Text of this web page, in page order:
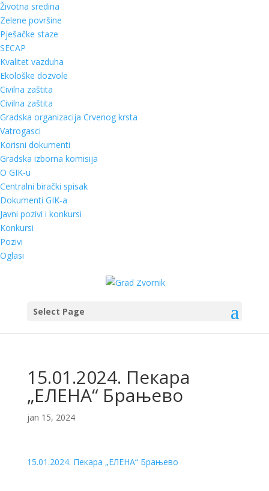
Životna sredina
Zelene površine
Pješačke staze
SECAP
Kvalitet vazduha
Ekološke dozvole
Civilna zaštita
Civilna zaštita
Gradska organizacija Crvenog krsta
Vatrogasci
Korisni dokumenti
Gradska izborna komisija
O GIK-u
Centralni birački spisak
Dokumenti GIK-a
Javni pozivi i konkursi
Konkursi
Pozivi
Oglasi
Select Page
15.01.2024. Пекара
„ЕЛЕНА“ Брањево
jan 15, 2024
15.01.2024. Пекара „ЕЛЕНА“ Брањево